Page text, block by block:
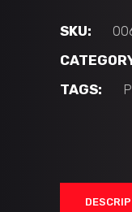
SKU:
TAGS: